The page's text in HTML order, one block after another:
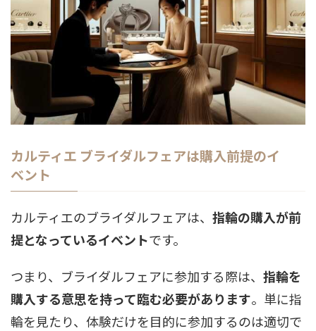
カルティエ ブライダルフェアは購入前提のイ
ベント
カルティエのブライダルフェアは、 指輪の購入が前
提となっているイベントです。
つまり、ブライダルフェアに参加する際は、 指輪を
購入する意思を持って臨む必要があります。単に指
輪を見たり、体験だけを目的に参加するのは適切で